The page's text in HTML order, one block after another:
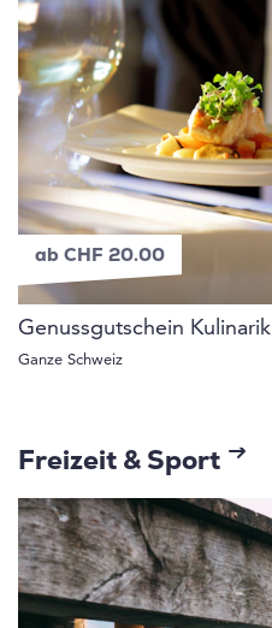
ab CHF 20.00
Genussgutschein Kulinarik
Ganze Schweiz
Freizeit & Sport